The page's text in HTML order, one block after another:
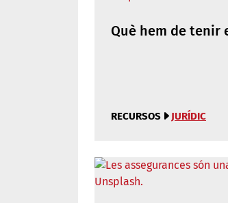
Què hem de tenir
RECURSOS JURÍDIC